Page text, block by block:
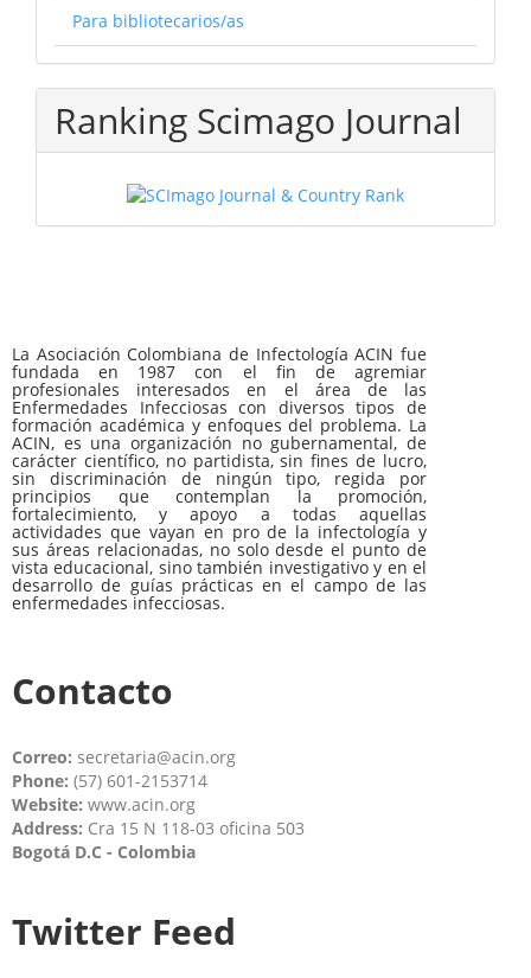
Para bibliotecarios/as
Ranking Scimago Journal
La Asociación Colombiana de Infectología ACIN fue
fundada en 1987 con el fin de agremiar
profesionales interesados en el área de las
Enfermedades Infecciosas con diversos tipos de
formación académica y enfoques del problema. La
ACIN, es una organización no gubernamental, de
carácter científico, no partidista, sin fines de lucro,
sin discriminación de ningún tipo, regida por
principios que contemplan la promoción,
fortalecimiento, y apoyo a todas aquellas
actividades que vayan en pro de la infectología y
sus áreas relacionadas, no solo desde el punto de
vista educacional, sino también investigativo y en el
desarrollo de guías prácticas en el campo de las
enfermedades infecciosas.
Contacto
Correo: secretaria@acin.org
Phone: (57) 601-2153714
Website: www.acin.org
Address: Cra 15 N 118-03 oficina 503
Bogotá D.C - Colombia
Twitter Feed